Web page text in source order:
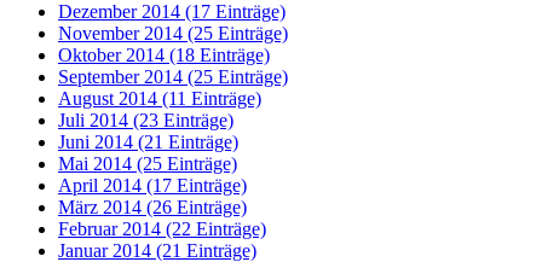
Dezember 2014 (17 Einträge)
November 2014 (25 Einträge)
Oktober 2014 (18 Einträge)
September 2014 (25 Einträge)
August 2014 (11 Einträge)
Juli 2014 (23 Einträge)
Juni 2014 (21 Einträge)
Mai 2014 (25 Einträge)
April 2014 (17 Einträge)
März 2014 (26 Einträge)
Februar 2014 (22 Einträge)
Januar 2014 (21 Einträge)